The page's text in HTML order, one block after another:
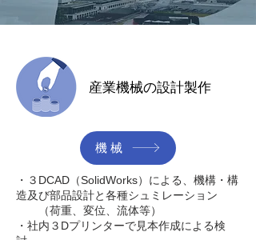
産業機械の設計製作
機械
・３DCAD（SolidWorks）による、機構・構
造及び部品設計と各種シュミレーション
（荷重、変位、流体等）
・社内３Dプリンターで見本作成による検